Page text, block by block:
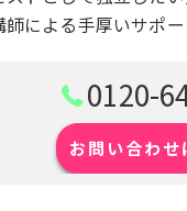
による手厚いサポ
0120-
お問い合わせ